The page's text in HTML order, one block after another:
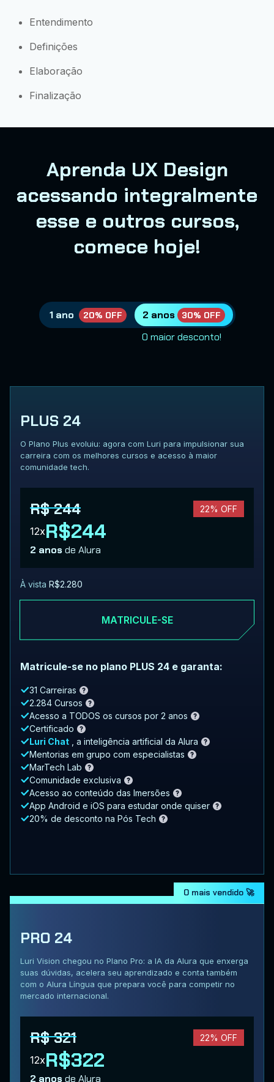
Entendimento
Definições
Elaboração
Finalização
Aprenda UX Design
acessando integralmente
esse e outros cursos,
comece hoje!
1 ano 20% OFF 2 anos 30% OFF
O maior desconto!
PLUS 24
O Plano Plus evoluiu: agora com Luri para impulsionar sua
carreira com os melhores cursos e acesso à maior
comunidade tech.
R$ 244 22% OFF
12xR$244
2 anosde Alura
À vista R$2.280
MATRICULE-SE
Matricule-se no plano PLUS 24 e garanta:
31 Carreiras
2.284 Cursos
Acesso a TODOS os cursos por 2 anos
Certificado
Luri Chat
, a inteligência artificial da Alura
Mentorias em grupo com especialistas
MarTech Lab
Comunidade exclusiva
Acesso ao conteúdo das Imersões
App Android e iOS para estudar onde quiser
20% de desconto na Pós Tech
O mais vendido 🚀
PRO 24
Luri Vision chegou no Plano Pro: a IA da Alura que enxerga
suas dúvidas, acelera seu aprendizado e conta também
com o Alura Língua que prepara você para competir no
mercado internacional.
R$ 321 22% OFF
12xR$322
2 anosde Alura